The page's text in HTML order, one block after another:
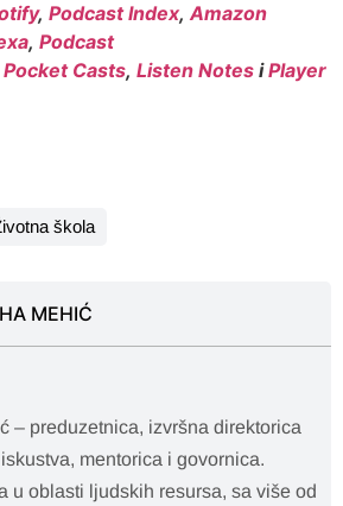
, Podcast Index,Amazon
, Podcast
Pocket Casts, Listen Notes iPlayer
škola
MEHIĆ
– preduzetnica, izvršna direktorica
mentorica i govornica.
u oblasti ljudskih resursa, sa više od